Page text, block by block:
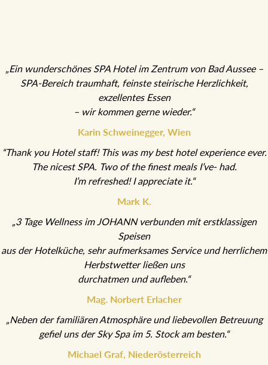
„Ein wunderschönes SPA Hotel im Zentrum von Bad Aussee –
SPA-Bereich traumhaft, feinste steirische Herzlichkeit,
exzellentes Essen
– wir kommen gerne wieder.“
Karin Schweinegger, Wien
“Thank you Hotel staff! This was my best hotel experience ever.
The nicest SPA. Two of the finest meals I’ve- had.
I’m refreshed! I appreciate it.“
Mark K.
„3 Tage Wellness im JOHANN verbunden mit erstklassigen
Speisen
aus der Hotelküche, sehr aufmerksames Service und herrlichem
Herbstwetter ließen uns
durchatmen und aufleben.“
Mag. Norbert Erlacher
„Neben der familiären Atmosphäre und liebevollen Betreuung
gefiel uns der Sky Spa im 5. Stock am besten.“
Michael Graf, Niederösterreich